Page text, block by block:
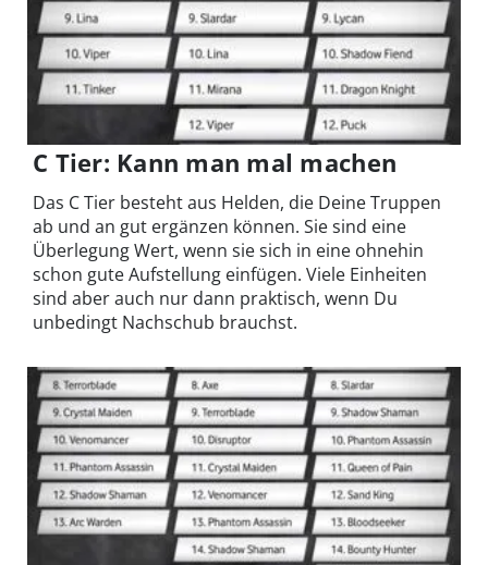
C Tier: Kann man mal machen
Das C Tier besteht aus Helden, die Deine Truppen
ab und an gut ergänzen können. Sie sind eine
Überlegung Wert, wenn sie sich in eine ohnehin
schon gute Aufstellung einfügen. Viele Einheiten
sind aber auch nur dann praktisch, wenn Du
unbedingt Nachschub brauchst.